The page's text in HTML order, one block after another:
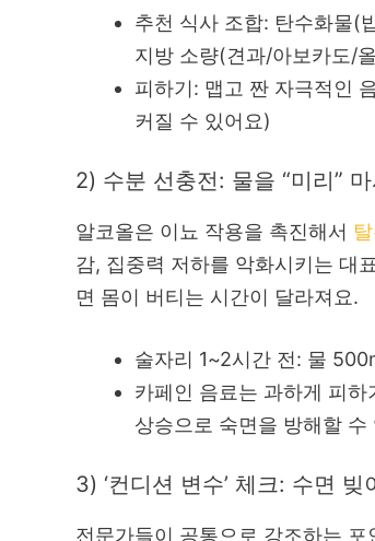
추천 식사 조합: 탄수화물(
지방 소량(견과/아보카도/
피하기: 맵고 짠 자극적인
커질 수 있어요)
2) 수분 선충전: 물을 “미리”
알코올은 이뇨 작용을 촉진해서
감, 집중력 저하를 악화시키는 대
면 몸이 버티는 시간이 달라져요.
술자리 1~2시간 전: 물
카페인 음료는 과하게 피
상승으로 숙면을 방해할 수
3) ‘컨디션 변수’ 체크: 수면
전문가들이 공통으로 강조하는